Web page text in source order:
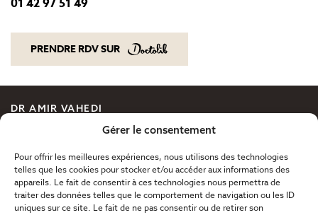
Gérer le consentement
Pour offrir les meilleures expériences, nous utilisons des technologies
telles que les cookies pour stocker et/ou accéder aux informations des
appareils. Le fait de consentir à ces technologies nous permettra de
traiter des données telles que le comportement de navigation ou les ID
uniques sur ce site. Le fait de ne pas consentir ou de retirer son
01 42 97 51 49
PRENDRE RDV SUR
DR AMIR VAHEDI
CHIRURGIE ESTHÉTIQUE
LE VISAGE
BLOG ESTHÉTIQUE
CONTACT